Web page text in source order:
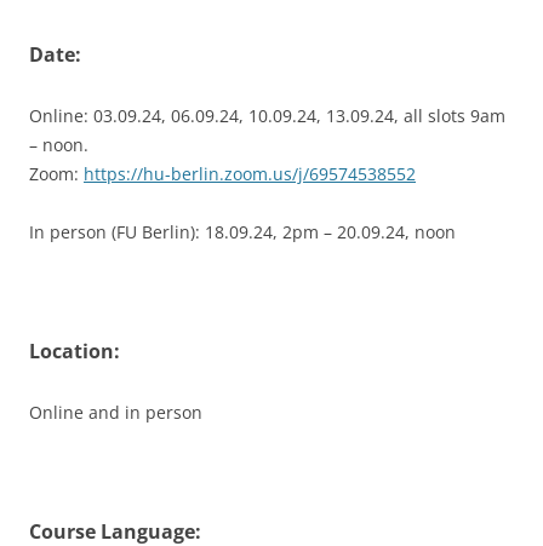
Date:
Online: 03.09.24, 06.09.24, 10.09.24, 13.09.24, all slots 9am
– noon.
Zoom: https://hu-berlin.zoom.us/j/69574538552
In person (FU Berlin): 18.09.24, 2pm – 20.09.24, noon
Location:
Online and in person
Course Language: